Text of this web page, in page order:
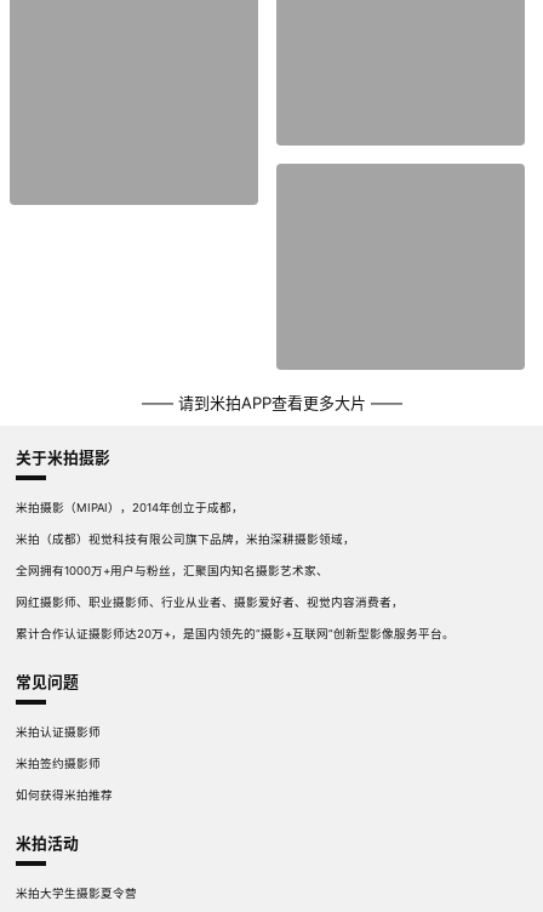
—— 请到米拍APP查看更多大片 ——
关于米拍摄影
米拍摄影（MIPAI），2014年创立于成都，
米拍（成都）视觉科技有限公司旗下品牌，米拍深耕摄影领域，
全网拥有1000万+用户与粉丝，汇聚国内知名摄影艺术家、
网红摄影师、职业摄影师、行业从业者、摄影爱好者、视觉内容消费者，
累计合作认证摄影师达20万+，是国内领先的“摄影+互联网”创新型影像服务平台。
常见问题
米拍认证摄影师
米拍签约摄影师
如何获得米拍推荐
米拍活动
米拍大学生摄影夏令营